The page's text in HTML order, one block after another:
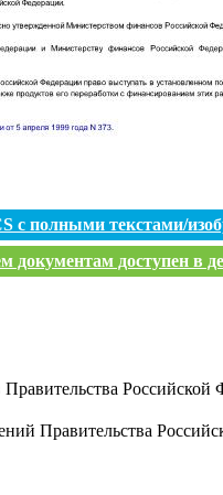
с полными текстами/
документам доступен в
Российской
Правительства